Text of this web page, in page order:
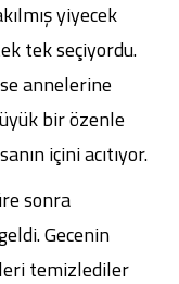
yiyecek
tek seçiyordu.
annelerine
bir özenle
içini acıtıyor.
sonra
Gecenin
temizlediler